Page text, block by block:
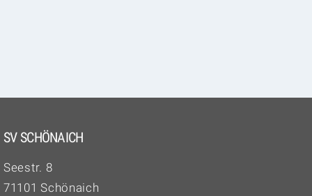
SV SCHÖNAICH
Seestr. 8
71101 Schönaich